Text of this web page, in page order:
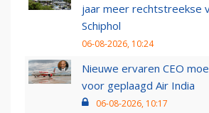
jaar meer rechtstreekse
Schiphol
06-08-2026, 10:24
Nieuwe ervaren CEO
voor geplaagd Air India
06-08-2026, 10:17